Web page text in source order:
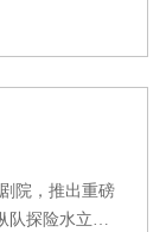
院，推出重磅
队探险水立